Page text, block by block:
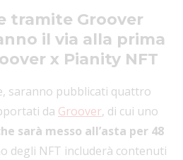
tramite Groover
il via alla prima
x Pianity NFT
saranno pubblicati quattro
da Groover, di cui uno
sarà messo all’asta per 48
degli NFT includerà contenuti